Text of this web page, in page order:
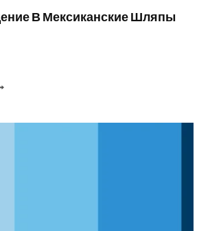
В Мексиканские Шляпы